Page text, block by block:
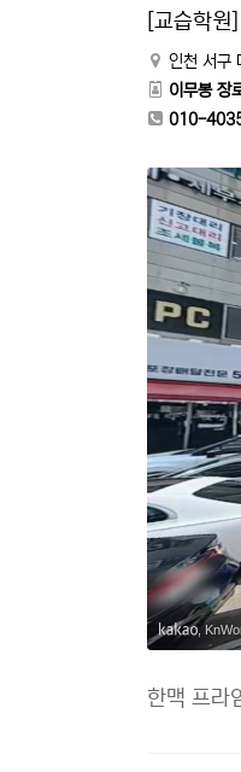
[교습학
인천 서구
이무봉 장
010-
,
한맥 프라